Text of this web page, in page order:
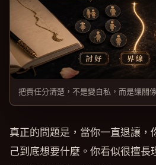
把責任分清楚，不是變自私，而是讓關
真正的問題是，當你一直退讓，
己到底想要什麼。你看似很擅長